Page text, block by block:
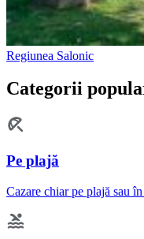
Regiunea Salonic
Categorii
Pe plajă
Cazare chiar pe plajă sau